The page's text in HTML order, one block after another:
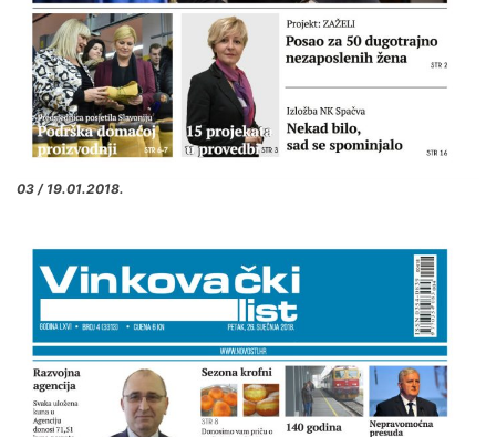
03 / 19.01.2018.